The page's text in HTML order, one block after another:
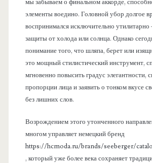
мы забываем о финальном аккорде,
элементы воедино. Головной убор долгое
воспринимался исключительно утилитарно
защиты от холода или солнца. Однако
понимание того, что шляпа, берет или
это мощный стилистический инструмент,
мгновенно повысить градус элегантности,
пропорции лица и заявить о тонком вкусе
без лишних слов.
Возрождением этого утонченного
многом управляет немецкий бренд
https://hcmoda.ru/brands/seeberger/
, который уже более века сохраняет